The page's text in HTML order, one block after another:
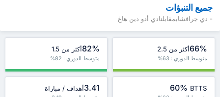
جميع التنبؤات
- دي جرافشابمقابلنادي أدو دين هاغ
66%أكثر من 2.5
متوسط الدوري : 63%
82%أكثر من 1.5
متوسط الدوري : 82%
60% BTTS
3.41أهداف / مباراة